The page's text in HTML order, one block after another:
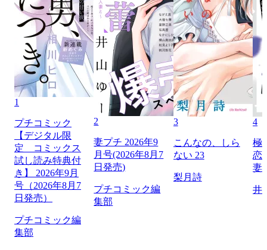
1
プチコミック
【デジタル限
定 コミックス
試し読み特典付
き】 2026年9月
号（2026年8月7
日発売）
プチコミック編
集部
2
妻プチ 2026年9
月号(2026年8月7
日発売)
プチコミック編
集部
3
こんなの、しら
ない 23
梨月詩
4
極
恋
妻
井